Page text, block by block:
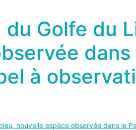
Golfe du
à
nouvelle espèce observée dans le